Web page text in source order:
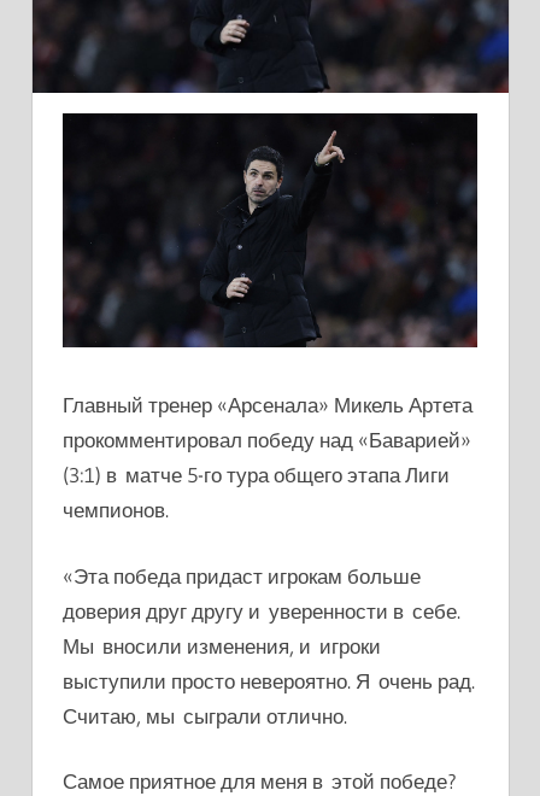
Главный тренер «Арсенала» Микель Артета
прокомментировал победу над «Баварией»
(3:1) в матче 5-го тура общего этапа Лиги
чемпионов.
«Эта победа придаст игрокам больше
доверия друг другу и уверенности в себе.
Мы вносили изменения, и игроки
выступили просто невероятно. Я очень рад.
Считаю, мы сыграли отлично.
Самое приятное для меня в этой победе?